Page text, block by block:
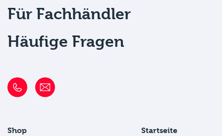
Für Fachhändler
Häufige Fragen
Shop
Startseite